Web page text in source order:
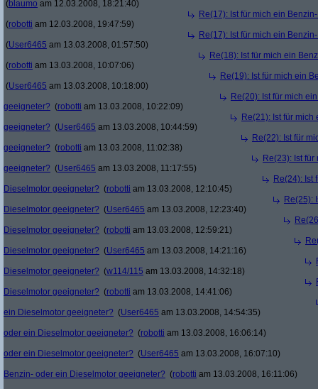
(blaumo am 12.03.2008, 18:21:40)
Re(17): Ist für mich ein
(robotti am 12.03.2008, 19:47:59)
Re(17): Ist für mich ein
(User6465 am 13.03.2008, 01:57:50)
Re(18): Ist für mich ein
(robotti am 13.03.2008, 10:07:06)
Re(19): Ist für mich ein
(User6465 am 13.03.2008, 10:18:00)
Re(20): Ist für mich
geeigneter? (robotti am 13.03.2008, 10:22:09)
Re(21): Ist für
geeigneter? (User6465 am 13.03.2008, 10:44:59)
Re(22): Ist für
geeigneter? (robotti am 13.03.2008, 11:02:38)
Re(23): Ist
geeigneter? (User6465 am 13.03.2008, 11:17:55)
Re(24): Ist
Dieselmotor geeigneter? (robotti am 13.03.2008, 12:10:45)
Re(25):
Dieselmotor geeigneter? (User6465 am 13.03.2008, 12:23:40)
Dieselmotor geeigneter? (robotti am 13.03.2008, 12:59:21)
Dieselmotor geeigneter? (User6465 am 13.03.2008, 14:21:16)
Dieselmotor geeigneter? (w114/115 am 13.03.2008, 14:32:18)
Dieselmotor geeigneter? (robotti am 13.03.2008, 14:41:06)
ein Dieselmotor geeigneter? (User6465 am 13.03.2008, 14:54:35)
oder ein Dieselmotor geeigneter? (robotti am 13.03.2008, 16:06:14)
oder ein Dieselmotor geeigneter? (User6465 am 13.03.2008, 16:07:10)
Benzin- oder ein Dieselmotor geeigneter? (robotti am 13.03.2008, 16:11:06)